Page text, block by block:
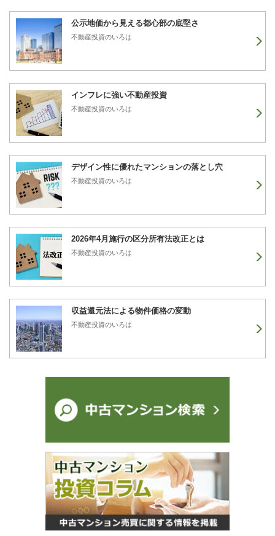
公示地価から見える都心部の底堅さ
不動産投資のいろは
インフレに強い不動産投資
不動産投資のいろは
デザイン性に優れたマンションの落とし穴
不動産投資のいろは
2026年4月施行の区分所有法改正とは
不動産投資のいろは
収益還元法による物件価格の変動
不動産投資のいろは